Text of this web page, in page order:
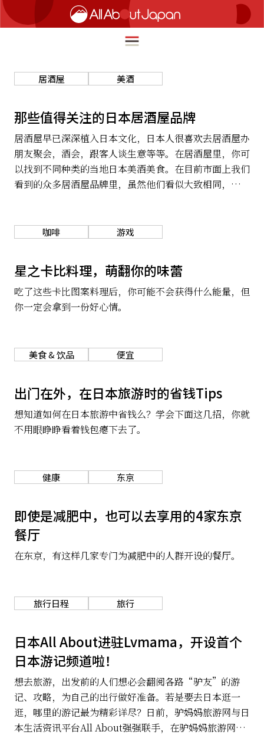
繁體中文
ภาษาไทย
HOME
旅行
美食
文化
生活
关于我们 网站政策
居酒屋 美酒
那些值得关注的日本居酒屋品牌
居酒屋早已深深植入日本文化，日本人很喜欢去居酒屋办
朋友聚会，酒会，跟客人谈生意等等。在居酒屋里，你可
以找到不同种类的当地日本美酒美食。在目前市面上我们
看到的众多居酒屋品牌里，虽然他们看似大致相同，但其
咖啡 游戏
星之卡比料理，萌翻你的味蕾
吃了这些卡比图案料理后，你可能不会获得什么能量，但
你一定会拿到一份好心情。
美食 & 饮品 便宜
出门在外，在日本旅游时的省钱Tips
想知道如何在日本旅游中省钱么？学会下面这几招，你就
不用眼睁睁看着钱包瘪下去了。
健康 东京
即使是减肥中，也可以去享用的4家东京
餐厅
在东京，有这样几家专门为减肥中的人群开设的餐厅。
旅行日程 旅行
日本All About进驻Lvmama，开设首个
日本游记频道啦！
想去旅游，出发前的人们想必会翻阅各路“驴友”的游
记、攻略，为自己的出行做好准备。若是要去日本逛一
逛，哪里的游记最为精彩详尽？日前，驴妈妈旅游网与日
本生活资讯平台All About强强联手，在驴妈妈旅游网上